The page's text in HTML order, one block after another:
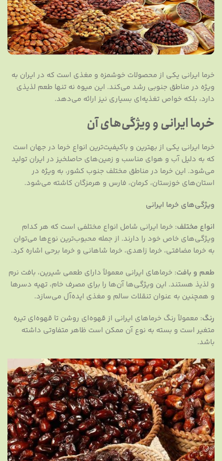
خرما ایرانی یکی از محصولات خوشمزه و مغذی است که در ایران به
ویژه در مناطق جنوبی رشد می‌کند. این میوه نه تنها طعم لذیذی
دارد، بلکه خواص تغذیه‌ای بسیاری نیز ارائه می‌دهد.
خرما ایرانی و ویژگی‌های آن
خرما ایرانی یکی از بهترین و باکیفیت‌ترین انواع خرما در جهان است
که به دلیل آب و هوای مناسب و زمین‌های حاصلخیز در ایران تولید
می‌شود. این خرما در مناطق مختلف جنوب کشور، به ویژه در
استان‌های خوزستان، کرمان، فارس و هرمزگان کاشته می‌شود.
ویژگی‌های خرما ایرانی
انواع مختلف: خرما ایرانی شامل انواع مختلفی است که هر کدام
ویژگی‌های خاص خود را دارند. از جمله محبوب‌ترین نوع‌ها می‌توان
به خرما مضافتی، خرما زاهدی، خرما شاهانی و خرما برحی اشاره کرد.
طعم و بافت: خرماهای ایرانی معمولاً دارای طعمی شیرین، بافت نرم
و لذیذ هستند. این ویژگی‌ها آن‌ها را برای مصرف خام، تهیه دسرها
و همچنین به عنوان تنقلات سالم و مغذی ایده‌آل می‌سازد.
رنگ: معمولاً رنگ خرماهای ایرانی از قهوه‌ای روشن تا قهوه‌ای تیره
متغیر است و بسته به نوع آن ممکن است ظاهر متفاوتی داشته
باشد.